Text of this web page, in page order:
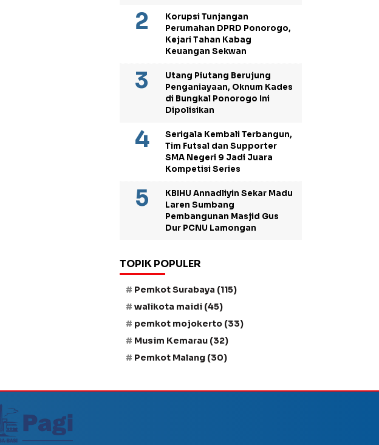
Korupsi Tunjangan
Perumahan DPRD Ponorogo,
Kejari Tahan Kabag
Keuangan Sekwan
Utang Piutang Berujung
Penganiayaan, Oknum Kades
di Bungkal Ponorogo Ini
Dipolisikan
Serigala Kembali Terbangun,
Tim Futsal dan Supporter
SMA Negeri 9 Jadi Juara
Kompetisi Series
KBIHU Annadliyin Sekar Madu
Laren Sumbang
Pembangunan Masjid Gus
Dur PCNU Lamongan
TOPIK POPULER
Pemkot Surabaya (115)
walikota maidi (45)
pemkot mojokerto (33)
Musim Kemarau (32)
Pemkot Malang (30)